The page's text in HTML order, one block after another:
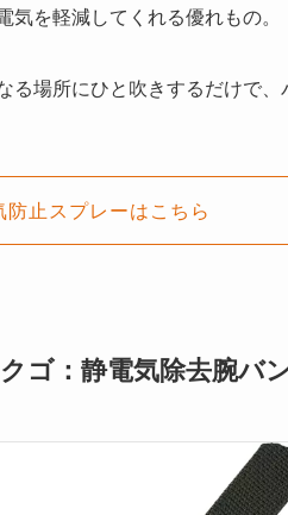
を軽減してくれる優れもの。
場所にひと吹きするだけで
防止スプレーはこちら
ゴ：静電気除去腕バン